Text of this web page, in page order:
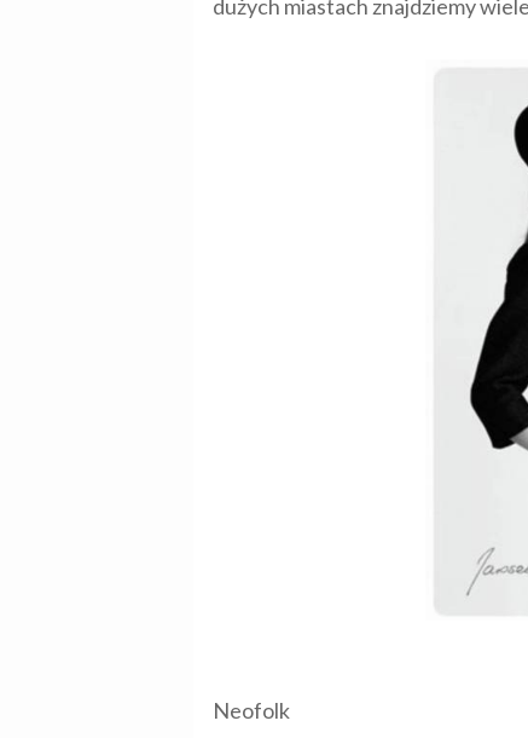
dużych miastach znajdziemy
Neofolk